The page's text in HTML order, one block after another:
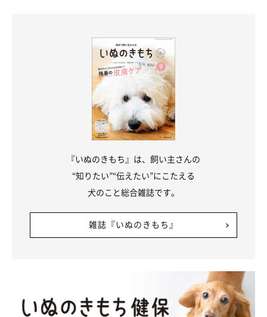
愛犬がトイレの上で寝てしまう場合、飼い主さんはどう
排泄する場所と寝床を分ける生き物です。トイ
レで寝ている場合は、トイレという認識が明確ではなく、排泄の
失敗につながる可能性 もあります。
『いぬのきもち』は、飼い主さんの
“知りたい”“伝えたい”にこたえる
犬のこと総合雑誌です。
雑誌『いぬのきもち』